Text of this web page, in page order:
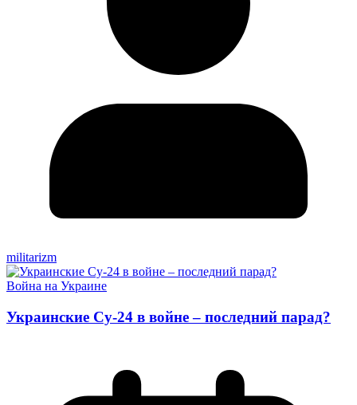
militarizm
Война на Украине
Украинские Су-24 в войне – последний парад?